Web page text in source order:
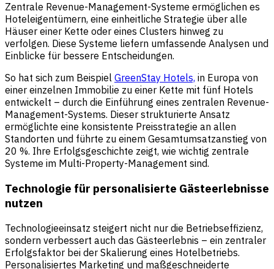
Zentrale Revenue-Management-Systeme ermöglichen es
Hoteleigentümern, eine einheitliche Strategie über alle
Häuser einer Kette oder eines Clusters hinweg zu
verfolgen. Diese Systeme liefern umfassende Analysen und
Einblicke für bessere Entscheidungen.
So hat sich zum Beispiel GreenStay Hotels, in Europa von
einer einzelnen Immobilie zu einer Kette mit fünf Hotels
entwickelt – durch die Einführung eines zentralen Revenue-
Management-Systems. Dieser strukturierte Ansatz
ermöglichte eine konsistente Preisstrategie an allen
Standorten und führte zu einem Gesamtumsatzanstieg von
20 %. Ihre Erfolgsgeschichte zeigt, wie wichtig zentrale
Systeme im Multi-Property-Management sind.
Technologie für personalisierte Gästeerlebnisse
nutzen
Technologieeinsatz steigert nicht nur die Betriebseffizienz,
sondern verbessert auch das Gästeerlebnis – ein zentraler
Erfolgsfaktor bei der Skalierung eines Hotelbetriebs.
Personalisiertes Marketing und maßgeschneiderte